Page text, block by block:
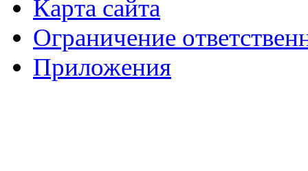
Карта сайта
Ограничение
Приложения